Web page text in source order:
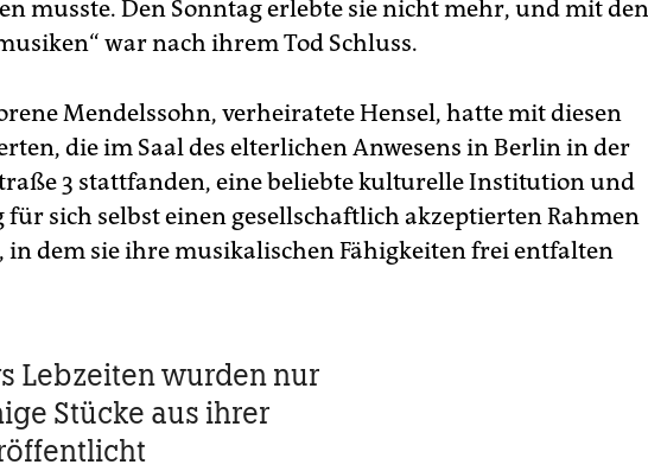
musste. Den Sonntag erlebte sie nicht mehr, und mit den
war nach ihrem Tod Schluss.
Mendelssohn, verheiratete Hensel, hatte mit diesen
die im Saal des elterlichen Anwesens in Berlin in der
3 stattfanden, eine beliebte kulturelle Institution und
für sich selbst einen gesellschaftlich akzeptierten Rahmen
in dem sie ihre musikalischen Fähigkeiten frei entfalten
Lebzeiten wurden nur
Stücke aus ihrer